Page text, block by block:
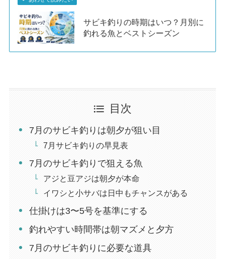
サビキ釣りの時期はいつ？月別に
釣れる魚とベストシーズン
目次
7月のサビキ釣りは朝夕が狙い目
7月サビキ釣りの早見表
7月のサビキ釣りで狙える魚
アジと豆アジは朝夕が本命
イワシと小サバは日中もチャンスがある
仕掛けは3〜5号を基準にする
釣れやすい時間帯は朝マズメと夕方
7月のサビキ釣りに必要な道具